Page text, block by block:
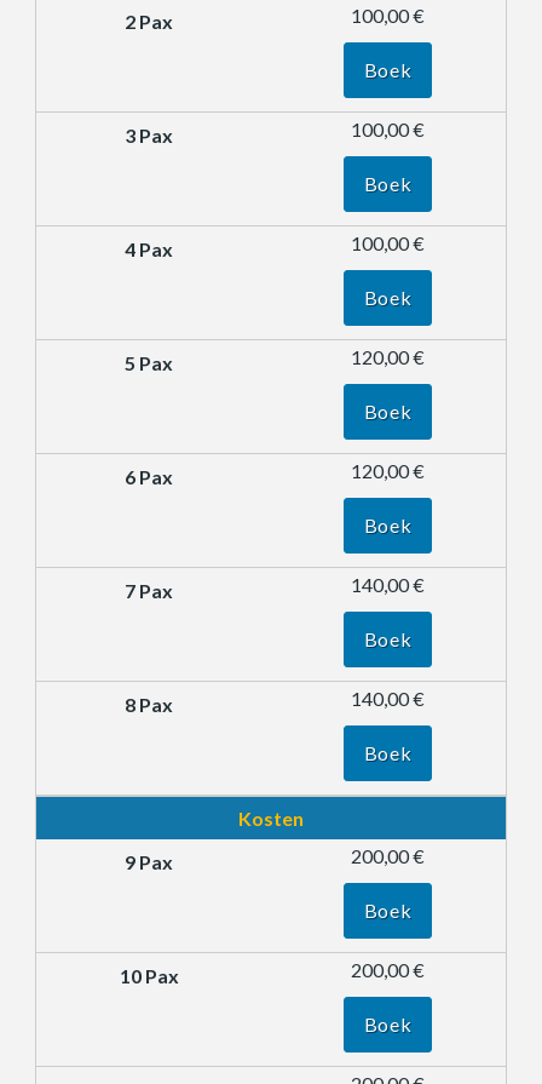
100,00 €
Boek
100,00 €
Boek
100,00 €
Boek
120,00 €
Boek
120,00 €
Boek
140,00 €
Boek
140,00 €
Boek
Kosten
200,00 €
Boek
200,00 €
Boek